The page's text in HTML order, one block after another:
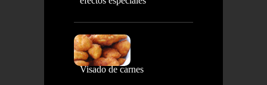
Visado de carnes